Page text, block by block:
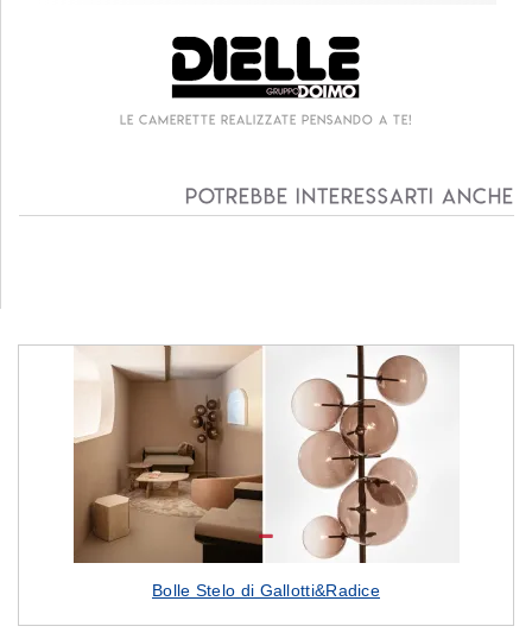
Bolle Stelo di Gallotti&Radice
pensando a te!
Potrebbe interessarti anche